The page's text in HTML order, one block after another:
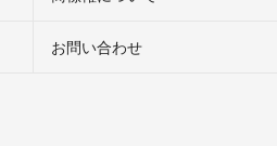
お問い合わせ